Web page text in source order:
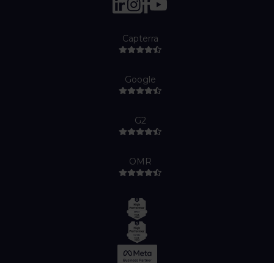
Capterra
Google
G2
OMR